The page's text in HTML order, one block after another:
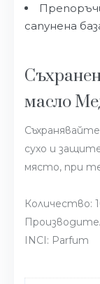
сапунена
масло
сухо и
място, при
Количество:
INCI: Parfum